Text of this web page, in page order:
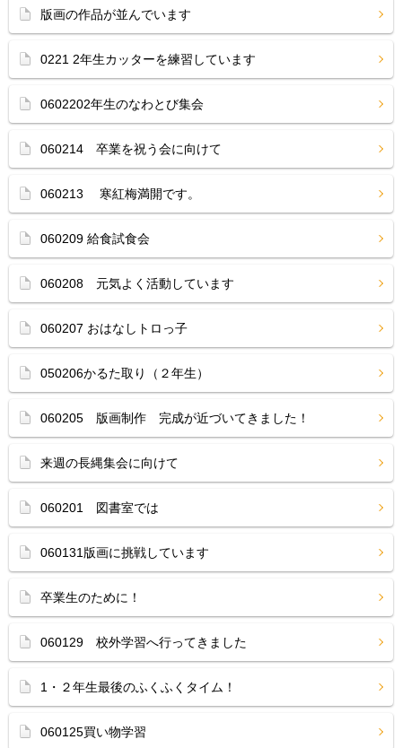
版画の作品が並んでいます
0221 2年生カッターを練習しています
0602202年生のなわとび集会
060214 卒業を祝う会に向けて
060213 寒紅梅満開です。
060209 給食試食会
060208 元気よく活動しています
060207 おはなしトロっ子
050206かるた取り（２年生）
060205 版画制作 完成が近づいてきました！
来週の長縄集会に向けて
060201 図書室では
060131版画に挑戦しています
卒業生のために！
060129 校外学習へ行ってきました
1・２年生最後のふくふくタイム！
060125買い物学習